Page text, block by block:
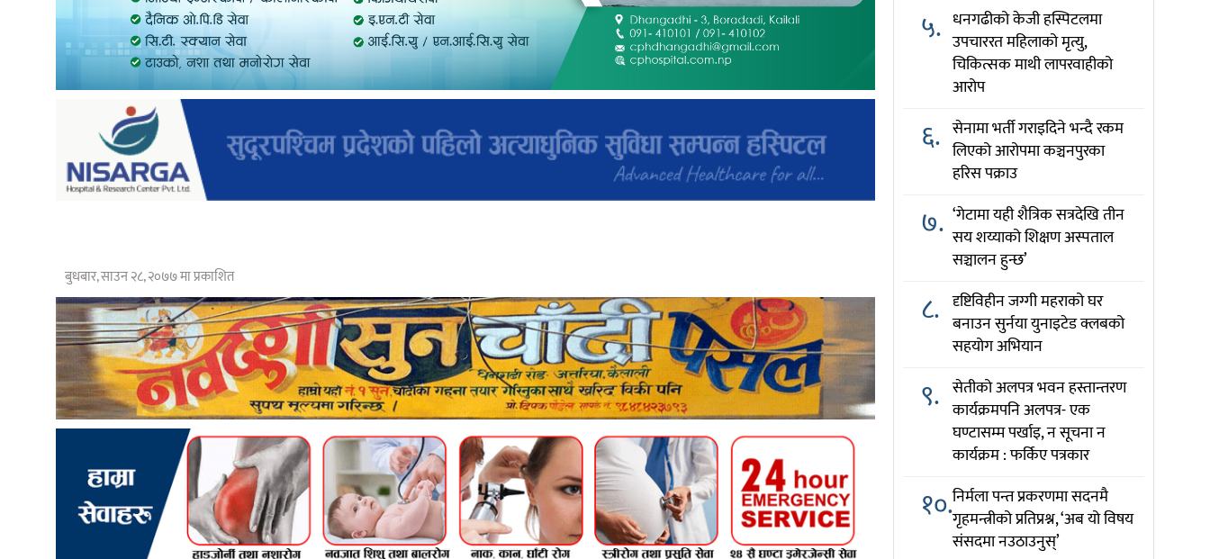
बुधबार, साउन २८, २०७७ मा प्रकाशित
५. धनगढीको केजी हस्पिटलमा
उपचाररत महिलाको मृत्यु,
चिकित्सक माथी लापरवाहीको
आरोप
६. सेनामा भर्ती गराइदिने भन्दै रकम
लिएको आरोपमा कञ्चनपुरका
हरिस पक्राउ
७. ‘गेटामा यही शैत्रिक सत्रदेखि तीन
सय शय्याको शिक्षण अस्पताल
सञ्चालन हुन्छ’
८. दृष्टिविहीन जग्गी महराको घर
बनाउन सुर्नया युनाइटेड क्लबको
सहयोग अभियान
९. सेतीको अलपत्र भवन हस्तान्तरण
कार्यक्रमपनि अलपत्र- एक
घण्टासम्म पर्खाइ, न सूचना न
कार्यक्रम : फर्किए पत्रकार
१०.निर्मला पन्त प्रकरणमा सदनमै
गृहमन्त्रीको प्रतिप्रश्न, ‘अब यो विषय
संसदमा नउठाउनुस्’